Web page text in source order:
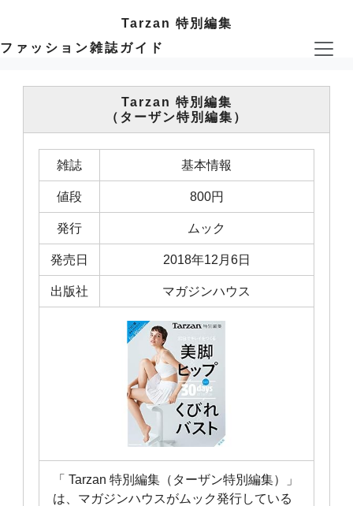
Tarzan 特別編集
ファッション雑誌ガイド
Tarzan 特別編集
（ターザン特別編集）
雑誌 基本情報
値段 800円
発行 ムック
発売日 2018年12月6日
出版社 マガジンハウス
「 Tarzan 特別編集（ターザン特別編集）」
は、マガジンハウスがムック発行している